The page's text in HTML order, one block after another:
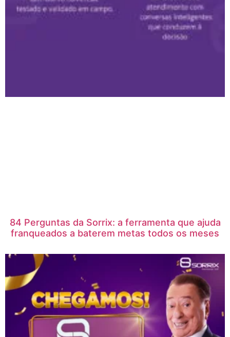
84 Perguntas da Sorrix: a ferramenta que ajuda
franqueados a baterem metas todos os meses